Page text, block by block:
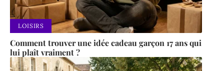
LOISIRS
Comment trouver une idée cadeau garçon 17 ans qui
lui plaît vraiment ?